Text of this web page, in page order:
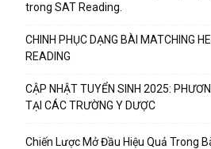
trong SAT Reading.
CHINH PHỤC DẠNG BÀI MATCHING
READING
CẬP NHẬT TUYỂN SINH 2025:
TẠI CÁC TRƯỜNG Y DƯỢC
Chiến Lược Mở Đầu Hiệu Quả Trong